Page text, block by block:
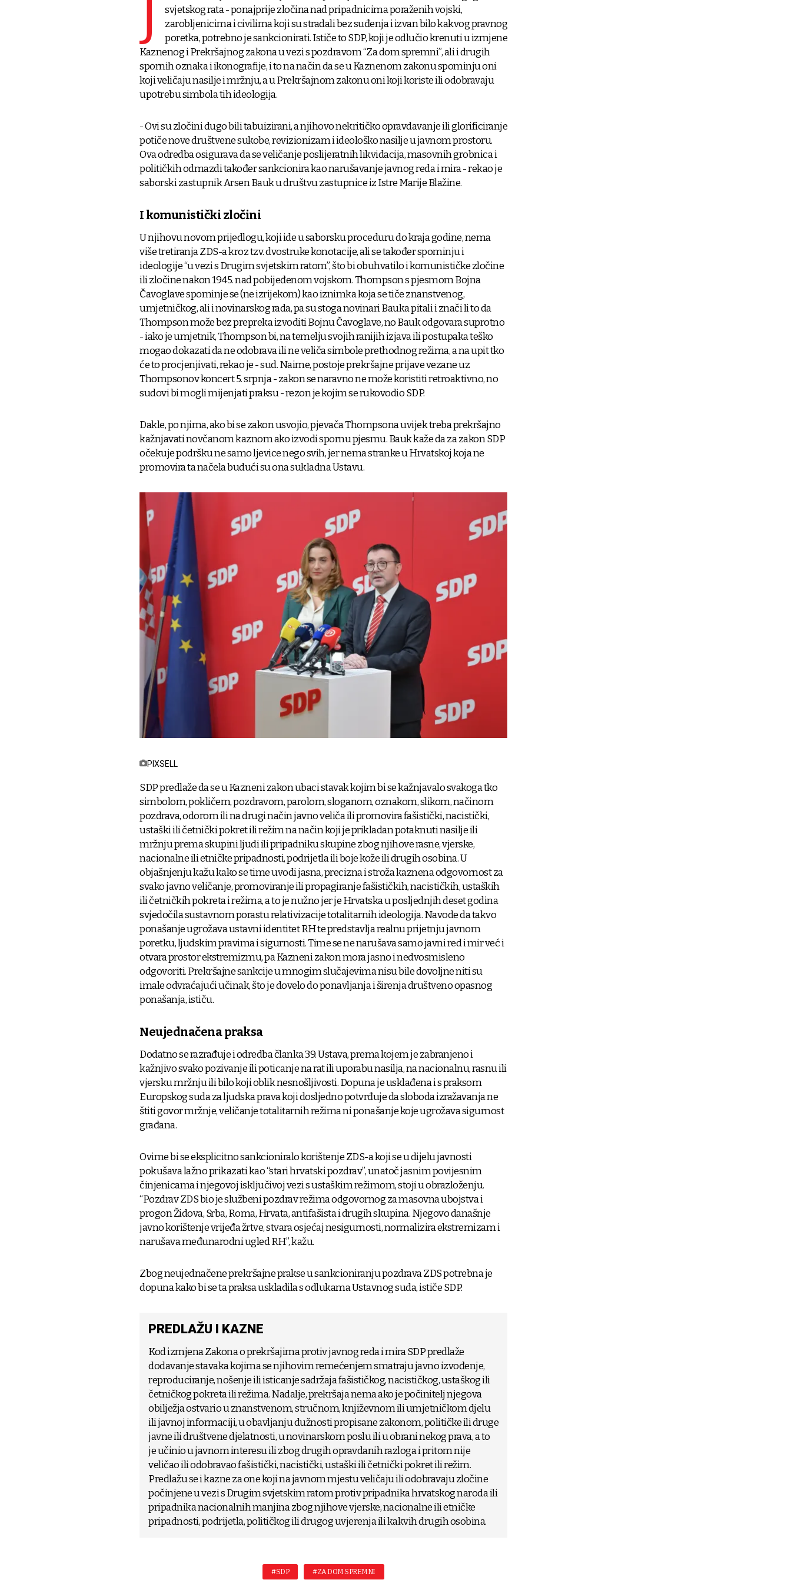
J
svjetskog rata - ponajprije zločina nad pripadnicima poraženih vojski,
zarobljenicima i civilima koji su stradali bez suđenja i izvan bilo kakvog pravnog
poretka, potrebno je sankcionirati. Ističe to SDP, koji je odlučio krenuti u izmjene
Kaznenog i Prekršajnog zakona u vezi s pozdravom “Za dom spremni”, ali i drugih
spornih oznaka i ikonografije, i to na način da se u Kaznenom zakonu spominju oni
koji veličaju nasilje i mržnju, a u Prekršajnom zakonu oni koji koriste ili odobravaju
upotrebu simbola tih ideologija.
- Ovi su zločini dugo bili tabuizirani, a njihovo nekritičko opravdavanje ili glorificiranje
potiče nove društvene sukobe, revizionizam i ideološko nasilje u javnom prostoru.
Ova odredba osigurava da se veličanje poslijeratnih likvidacija, masovnih grobnica i
političkih odmazdi također sankcionira kao narušavanje javnog reda i mira - rekao je
saborski zastupnik Arsen Bauk u društvu zastupnice iz Istre Marije Blažine.
I komunistički zločini
U njihovu novom prijedlogu, koji ide u saborsku proceduru do kraja godine, nema
više tretiranja ZDS-a kroz tzv. dvostruke konotacije, ali se također spominju i
ideologije “u vezi s Drugim svjetskim ratom”, što bi obuhvatilo i komunističke zločine
ili zločine nakon 1945. nad pobijeđenom vojskom. Thompson s pjesmom Bojna
Čavoglave spominje se (ne izrijekom) kao iznimka koja se tiče znanstvenog,
umjetničkog, ali i novinarskog rada, pa su stoga novinari Bauka pitali i znači li to da
Thompson može bez prepreka izvoditi Bojnu Čavoglave, no Bauk odgovara suprotno
- iako je umjetnik, Thompson bi, na temelju svojih ranijih izjava ili postupaka teško
mogao dokazati da ne odobrava ili ne veliča simbole prethodnog režima, a na upit tko
će to procjenjivati, rekao je - sud. Naime, postoje prekršajne prijave vezane uz
Thompsonov koncert 5. srpnja - zakon se naravno ne može koristiti retroaktivno, no
sudovi bi mogli mijenjati praksu - rezon je kojim se rukovodio SDP.
Dakle, po njima, ako bi se zakon usvojio, pjevača Thompsona uvijek treba prekršajno
kažnjavati novčanom kaznom ako izvodi spornu pjesmu. Bauk kaže da za zakon SDP
očekuje podršku ne samo ljevice nego svih, jer nema stranke u Hrvatskoj koja ne
promovira ta načela budući su ona sukladna Ustavu.
PIXSELL
SDP predlaže da se u Kazneni zakon ubaci stavak kojim bi se kažnjavalo svakoga tko
simbolom, pokličem, pozdravom, parolom, sloganom, oznakom, slikom, načinom
pozdrava, odorom ili na drugi način javno veliča ili promovira fašistički, nacistički,
ustaški ili četnički pokret ili režim na način koji je prikladan potaknuti nasilje ili
mržnju prema skupini ljudi ili pripadniku skupine zbog njihove rasne, vjerske,
nacionalne ili etničke pripadnosti, podrijetla ili boje kože ili drugih osobina. U
objašnjenju kažu kako se time uvodi jasna, precizna i stroža kaznena odgovornost za
svako javno veličanje, promoviranje ili propagiranje fašističkih, nacističkih, ustaških
ili četničkih pokreta i režima, a to je nužno jer je Hrvatska u posljednjih deset godina
svjedočila sustavnom porastu relativizacije totalitarnih ideologija. Navode da takvo
ponašanje ugrožava ustavni identitet RH te predstavlja realnu prijetnju javnom
poretku, ljudskim pravima i sigurnosti. Time se ne narušava samo javni red i mir već i
otvara prostor ekstremizmu, pa Kazneni zakon mora jasno i nedvosmisleno
odgovoriti. Prekršajne sankcije u mnogim slučajevima nisu bile dovoljne niti su
imale odvraćajući učinak, što je dovelo do ponavljanja i širenja društveno opasnog
ponašanja, ističu.
Neujednačena praksa
Dodatno se razrađuje i odredba članka 39. Ustava, prema kojem je zabranjeno i
kažnjivo svako pozivanje ili poticanje na rat ili uporabu nasilja, na nacionalnu, rasnu ili
vjersku mržnju ili bilo koji oblik nesnošljivosti. Dopuna je usklađena i s praksom
Europskog suda za ljudska prava koji dosljedno potvrđuje da sloboda izražavanja ne
štiti govor mržnje, veličanje totalitarnih režima ni ponašanje koje ugrožava sigurnost
građana.
Ovime bi se eksplicitno sankcioniralo korištenje ZDS-a koji se u dijelu javnosti
pokušava lažno prikazati kao “stari hrvatski pozdrav”, unatoč jasnim povijesnim
činjenicama i njegovoj isključivoj vezi s ustaškim režimom, stoji u obrazloženju.
“Pozdrav ZDS bio je službeni pozdrav režima odgovornog za masovna ubojstva i
progon Židova, Srba, Roma, Hrvata, antifašista i drugih skupina. Njegovo današnje
javno korištenje vrijeđa žrtve, stvara osjećaj nesigurnosti, normalizira ekstremizam i
narušava međunarodni ugled RH”, kažu.
Zbog neujednačene prekršajne prakse u sankcioniranju pozdrava ZDS potrebna je
dopuna kako bi se ta praksa uskladila s odlukama Ustavnog suda, ističe SDP.
PREDLAŽU I KAZNE
Kod izmjena Zakona o prekršajima protiv javnog reda i mira SDP predlaže
dodavanje stavaka kojima se njihovim remećenjem smatraju javno izvođenje,
reproduciranje, nošenje ili isticanje sadržaja fašističkog, nacističkog, ustaškog ili
četničkog pokreta ili režima. Nadalje, prekršaja nema ako je počinitelj njegova
obilježja ostvario u znanstvenom, stručnom, književnom ili umjetničkom djelu
ili javnoj informaciji, u obavljanju dužnosti propisane zakonom, političke ili druge
javne ili društvene djelatnosti, u novinarskom poslu ili u obrani nekog prava, a to
je učinio u javnom interesu ili zbog drugih opravdanih razloga i pritom nije
veličao ili odobravao fašistički, nacistički, ustaški ili četnički pokret ili režim.
Predlažu se i kazne za one koji na javnom mjestu veličaju ili odobravaju zločine
počinjene u vezi s Drugim svjetskim ratom protiv pripadnika hrvatskog naroda ili
pripadnika nacionalnih manjina zbog njihove vjerske, nacionalne ili etničke
pripadnosti, podrijetla, političkog ili drugog uvjerenja ili kakvih drugih osobina.
#SDP #ZA DOM SPREMNI